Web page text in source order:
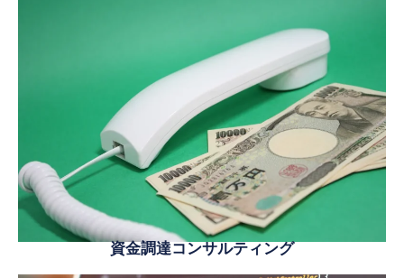
資金調達コンサルティング